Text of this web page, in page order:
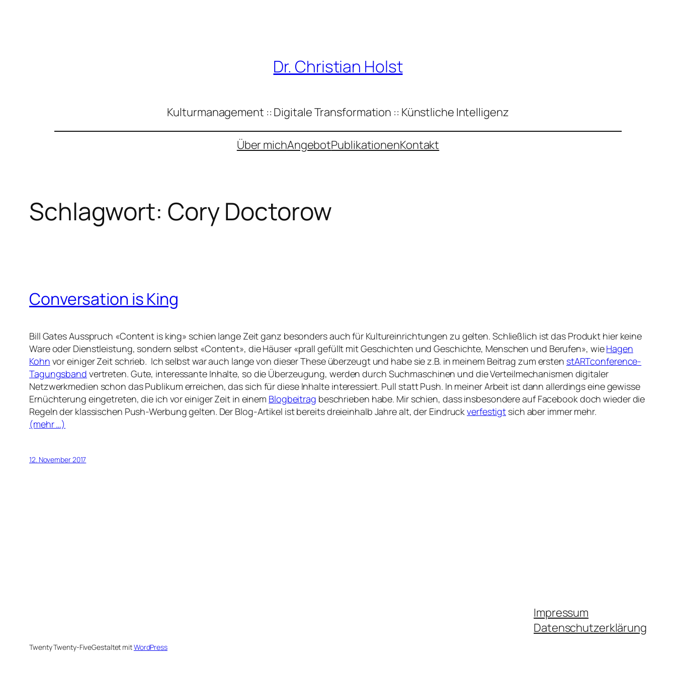
Dr. Christian Holst
Kulturmanagement :: Digitale Transformation :: Künstliche Intelligenz
Über michAngebotPublikationenKontakt
Schlagwort: Cory Doctorow
Conversation is King
Bill Gates Ausspruch «Content is king» schien lange Zeit ganz besonders auch für Kultureinrichtungen zu gelten. Schließlich ist das Produkt hier keine
Ware oder Dienstleistung, sondern selbst «Content», die Häuser «prall gefüllt mit Geschichten und Geschichte, Menschen und Berufen», wieHagen
Kohn vor einiger Zeit schrieb. Ich selbst war auch lange von dieser These überzeugt und habe sie z.B. in meinem Beitrag zum ersten stARTconference-
Tagungsband vertreten. Gute, interessante Inhalte, so die Überzeugung, werden durch Suchmaschinen und die Verteilmechanismen digitaler
Netzwerkmedien schon das Publikum erreichen, das sich für diese Inhalte interessiert. Pull statt Push. In meiner Arbeit ist dann allerdings eine gewisse
Ernüchterung eingetreten, die ich vor einiger Zeit in einem Blogbeitrag beschrieben habe. Mir schien, dass insbesondere auf Facebook doch wieder die
Regeln der klassischen Push-Werbung gelten. Der Blog-Artikel ist bereits dreieinhalb Jahre alt, der Eindruckverfestigt sich aber immer mehr.
(mehr …)
12. November 2017
Impressum
Datenschutzerklärung
Twenty Twenty-FiveGestaltet mitWordPress